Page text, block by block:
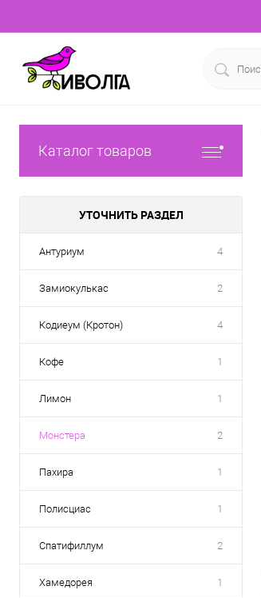
Каталог товаров
УТОЧНИТЬ РАЗДЕЛ
Антуриум 4
Замиокулькас 2
Кодиеум (Кротон) 4
Кофе 1
Лимон 1
Монстера 2
Пахира 1
Полисциас 1
Спатифиллум 2
Хамедорея 1